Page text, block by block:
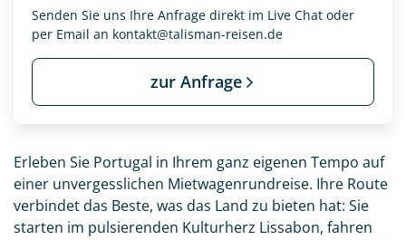
Senden Sie uns Ihre Anfrage direkt im Live Chat oder
per Email an kontakt@talisman-reisen.de
zur Anfrage
Erleben Sie Portugal in Ihrem ganz eigenen Tempo auf
einer unvergesslichen Mietwagenrundreise. Ihre Route
verbindet das Beste, was das Land zu bieten hat: Sie
starten im pulsierenden Kulturherz Lissabon, fahren
Sie dieDatenschutzerklärung undWiderrufhinweisezur
Kenntnis genommen und akzeptiert haben.